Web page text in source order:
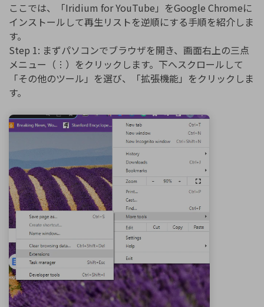
ここでは、「Iridium for YouTube」をGoogle Chromeに
インストールして再生リストを逆順にする手順を紹介しま
す。
Step 1: まずパソコンでブラウザを開き、画面右上の三点
メニュー（︙）をクリックします。下へスクロールして
「その他のツール」を選び、「拡張機能」をクリックしま
す。